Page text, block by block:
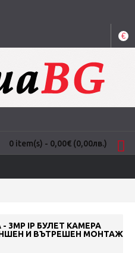
€
0 item(s) - 0,00€ (0,00лв.)
с IR до 30m за външен и
- 3MP IP БУЛЕТ КАМЕРА
И ВЪТРЕШЕН МОНТАЖ